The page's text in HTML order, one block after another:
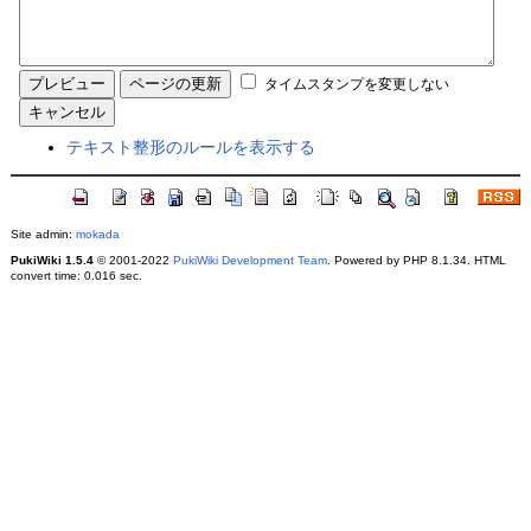
タイムスタンプを変更しない
テキスト整形のルールを表示する
Site admin: mokada
PukiWiki 1.5.4© 2001-2022 PukiWiki Development Team. Powered by PHP 8.1.34. HTML
convert time: 0.016 sec.